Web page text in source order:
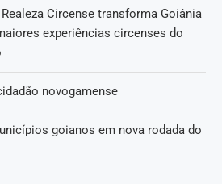
Circense transforma Goiânia
experiências circenses do
novogamense
goianos em nova rodada do